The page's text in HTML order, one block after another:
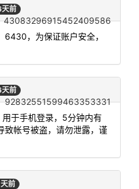
前
43083296915452409586
6430，为保证账户安全，
前
92832551599463353331
用于手机登录，5分钟内有
致帐号被盗，请勿泄露，谨
前